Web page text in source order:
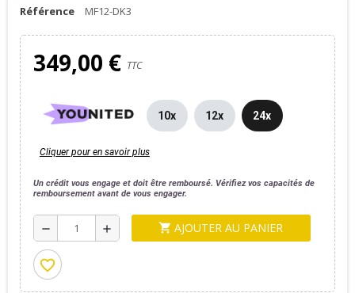
Référence MF12-DK3
349,00 € TTC
10x 12x 24x
Cliquer pour en savoir plus
Un crédit vous engage et doit être remboursé. Vérifiez vos capacités de
remboursement avant de vous engager.
remove add shopping_cart AJOUTER AU PANIER
favorite_border